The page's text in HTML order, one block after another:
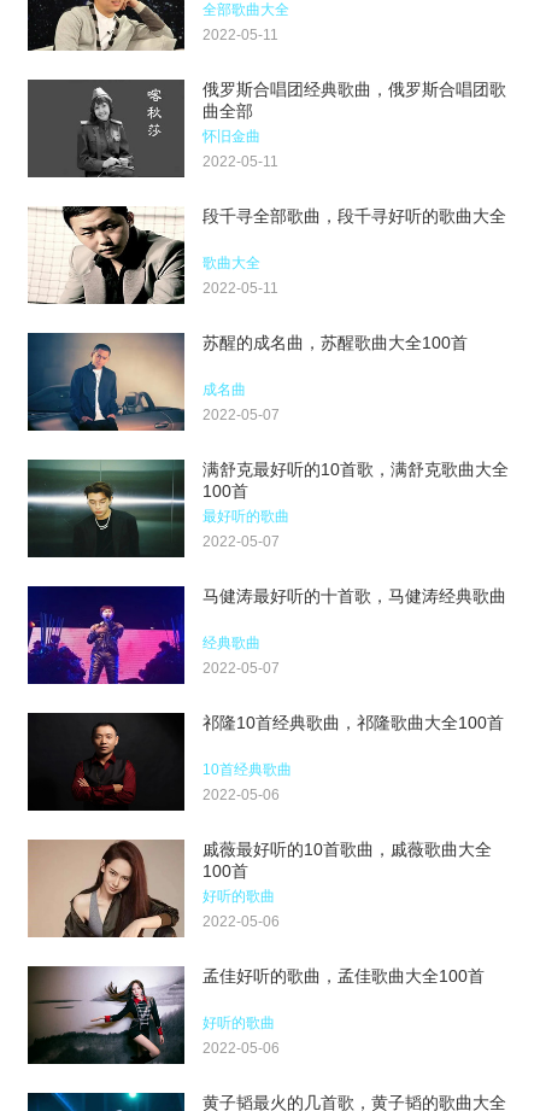
全部歌曲大全
2022-05-11
俄罗斯合唱团经典歌曲，俄罗斯合唱团歌
曲全部
怀旧金曲
2022-05-11
段千寻全部歌曲，段千寻好听的歌曲大全
歌曲大全
2022-05-11
苏醒的成名曲，苏醒歌曲大全100首
成名曲
2022-05-07
满舒克最好听的10首歌，满舒克歌曲大全
100首
最好听的歌曲
2022-05-07
马健涛最好听的十首歌，马健涛经典歌曲
经典歌曲
2022-05-07
祁隆10首经典歌曲，祁隆歌曲大全100首
10首经典歌曲
2022-05-06
戚薇最好听的10首歌曲，戚薇歌曲大全
100首
好听的歌曲
2022-05-06
孟佳好听的歌曲，孟佳歌曲大全100首
好听的歌曲
2022-05-06
黄子韬最火的几首歌，黄子韬的歌曲大全